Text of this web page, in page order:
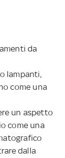
da
lampanti,
come una
un aspetto
come una
dalla